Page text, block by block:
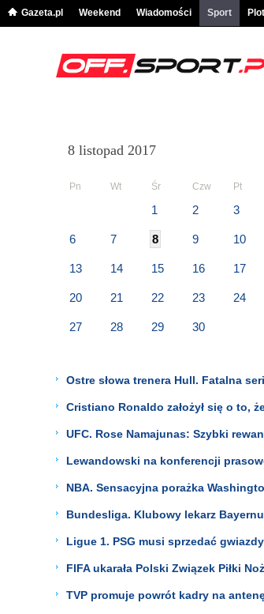
Gazeta.pl Weekend Wiadomości Sport
8 listopad 2017
Pn Wt Śr Czw Pt
1 2 3
6 7 8 9 10
13 14 15 16 17
20 21 22 23 24
27 28 29 30
Ostre słowa trenera Hull. Fatalna
Cristiano Ronaldo założył się o to,
UFC. Rose Namajunas: Szybki
Lewandowski na konferencji
NBA. Sensacyjna porażka
Bundesliga. Klubowy lekarz
Ligue 1. PSG musi sprzedać
FIFA ukarała Polski Związek Piłki
TVP promuje powrót kadry na